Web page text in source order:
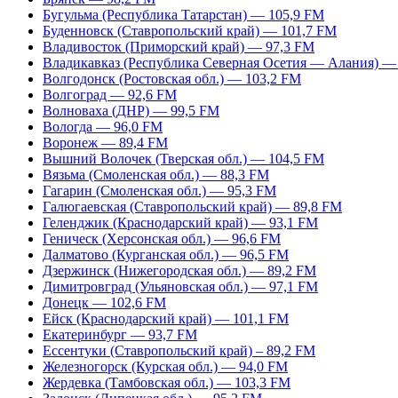
Бугульма (Республика Татарстан) — 105,9 FM
Буденновск (Ставропольский край) — 101,7 FM
Владивосток (Приморский край) — 97,3 FM
Владикавказ (Республика Северная Осетия — Алания)
Волгодонск (Ростовская обл.) — 103,2 FM
Волгоград — 92,6 FM
Волноваха (ДНР) — 99,5 FM
Вологда — 96,0 FM
Воронеж — 89,4 FM
Вышний Волочек (Тверская обл.) — 104,5 FM
Вязьма (Смоленская обл.) — 88,3 FM
Гагарин (Смоленская обл.) — 95,3 FM
Галюгаевская (Ставропольский край) — 89,8 FM
Геленджик (Краснодарский край) — 93,1 FM
Геническ (Херсонская обл.) — 96,6 FM
Далматово (Курганская обл.) — 96,5 FM
Дзержинск (Нижегородская обл.) — 89,2 FM
Димитровград (Ульяновская обл.) — 97,1 FM
Донецк — 102,6 FM
Ейск (Краснодарский край) — 101,1 FM
Екатеринбург — 93,7 FM
Ессентуки (Ставропольский край) – 89,2 FM
Железногорск (Курская обл.) — 94,0 FM
Жердевка (Тамбовская обл.) — 103,3 FM